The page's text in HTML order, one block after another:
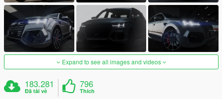
Expand to see all images and videos
183.281
Đã tải về
796
Thích